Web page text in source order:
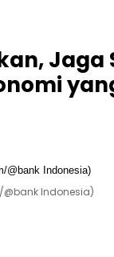
@bank Indonesia)